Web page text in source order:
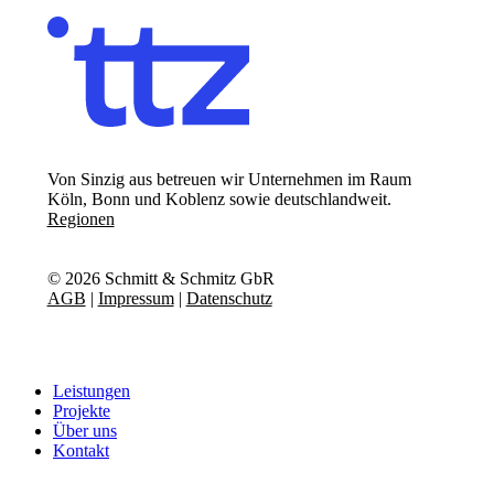
Von Sinzig aus betreuen wir Unternehmen im Raum
Köln, Bonn und Koblenz sowie deutschlandweit.
Regionen
© 2026Schmitt & Schmitz GbR
AGB
Impressum| Datenschutz
Close
Menu
Leistungen
Projekte
Über uns
Kontakt